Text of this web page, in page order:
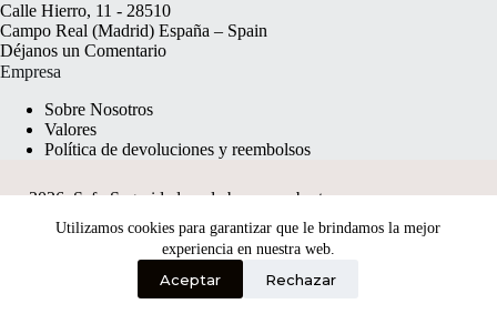
Utilizamos cookies para garantizar que le brindamos la mejor
experiencia en nuestra web.
Aceptar Rechazar
Calle Hierro, 11 - 28510
Campo Real (Madrid) España – Spain
Déjanos un Comentario
Empresa
Sobre Nosotros
Valores
Política de devoluciones y reembolsos
2026, Safy Seguridad made byanyweb.pt